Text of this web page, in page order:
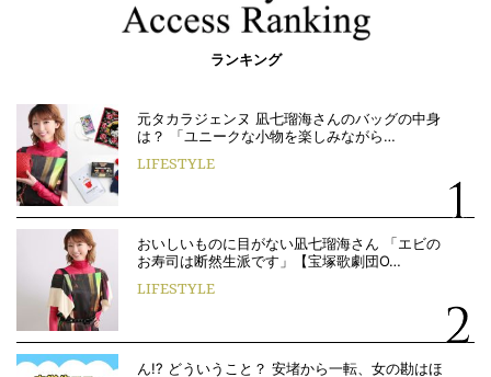
ランキング
元タカラジェンヌ 凪七瑠海さんのバッグの中身
は？ 「ユニークな小物を楽しみながら…
LIFESTYLE
おいしいものに目がない凪七瑠海さん 「エビの
お寿司は断然生派です」【宝塚歌劇団O…
LIFESTYLE
ん!? どういうこと？ 安堵から一転、女の勘はほ